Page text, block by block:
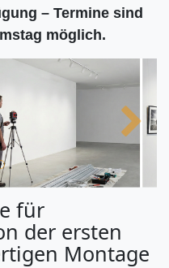
– Termine sind
möglich.
für
der ersten
Montage